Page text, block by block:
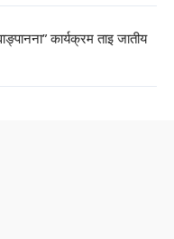
कार्यक्रम ताइ जातीय